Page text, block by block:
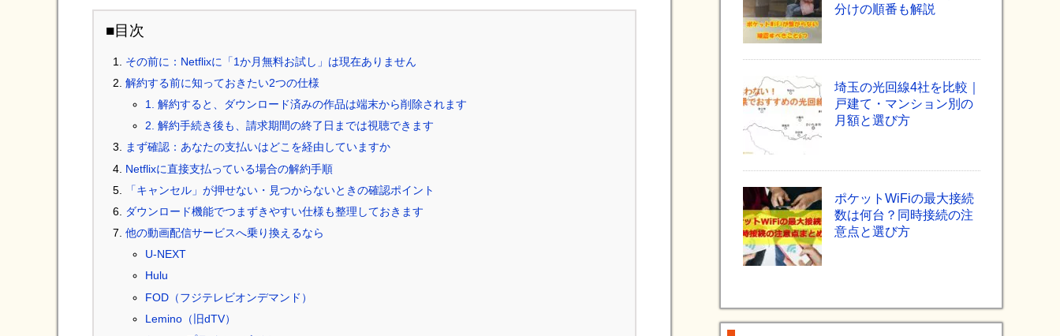
■目次
その前に：Netflixに「1か月無料お試し」は現在ありません
解約する前に知っておきたい2つの仕様
1. 解約すると、ダウンロード済みの作品は端末から削除されます
2. 解約手続き後も、請求期間の終了日までは視聴できます
まず確認：あなたの支払いはどこを経由していますか
Netflixに直接支払っている場合の解約手順
「キャンセル」が押せない・見つからないときの確認ポイント
ダウンロード機能でつまずきやすい仕様も整理しておきます
他の動画配信サービスへ乗り換えるなら
U-NEXT
Hulu
FOD（フジテレビオンデマンド）
Lemino（旧dTV）
分けの順番も解説
埼玉の光回線4社を比較｜
戸建て・マンション別の
月額と選び方
ポケットWiFiの最大接続
数は何台？同時接続の注
意点と選び方